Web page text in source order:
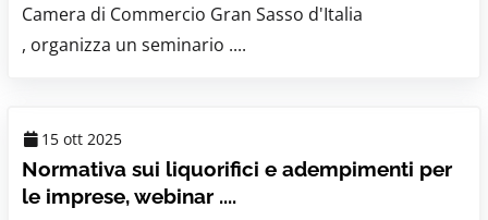
Camera di Commercio Gran Sasso d'Italia
, organizza un seminario ....
15 ott 2025
Normativa sui liquorifici e adempimenti per
le imprese, webinar ....